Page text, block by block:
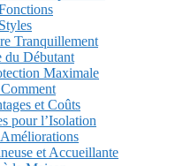
Tranquillement
du Débutant
Maximale
et Coûts
pour l’Isolation
et Accueillante